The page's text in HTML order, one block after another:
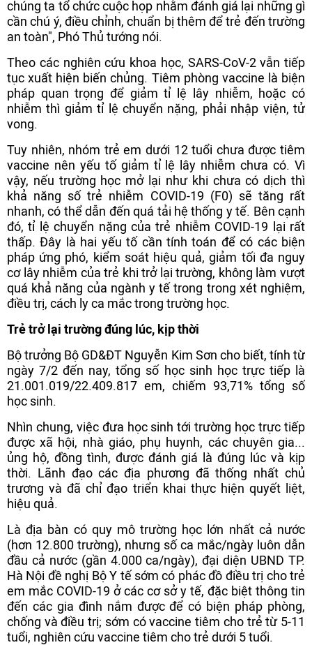
chúng ta tổ chức cuộc họp nhằm đánh giá lại những gì
cần chú ý, điều chỉnh, chuẩn bị thêm để trẻ đến trường
an toàn", Phó Thủ tướng nói.
Theo các nghiên cứu khoa học, SARS-CoV-2 vẫn tiếp
tục xuất hiện biến chủng. Tiêm phòng vaccine là biện
pháp quan trọng để giảm tỉ lệ lây nhiễm, hoặc có
nhiễm thì giảm tỉ lệ chuyển nặng, phải nhập viện, tử
vong.
Tuy nhiên, nhóm trẻ em dưới 12 tuổi chưa được tiêm
vaccine nên yếu tố giảm tỉ lệ lây nhiễm chưa có. Vì
vậy, nếu trường học mở lại như khi chưa có dịch thì
khả năng số trẻ nhiễm COVID-19 (F0) sẽ tăng rất
nhanh, có thể dẫn đến quá tải hệ thống y tế. Bên cạnh
đó, tỉ lệ chuyển nặng của trẻ nhiễm COVID-19 lại rất
thấp. Đây là hai yếu tố cần tính toán để có các biện
pháp ứng phó, kiểm soát hiệu quả, giảm tối đa nguy
cơ lây nhiễm của trẻ khi trở lại trường, không làm vượt
quá khả năng của ngành y tế trong trong xét nghiệm,
điều trị, cách ly ca mắc trong trường học.
Trẻ trở lại trường đúng lúc, kịp thời
Bộ trưởng Bộ GD&ĐT Nguyễn Kim Sơn cho biết, tính từ
ngày 7/2 đến nay, tổng số học sinh học trực tiếp là
21.001.019/22.409.817 em, chiếm 93,71% tổng số
học sinh.
Nhìn chung, việc đưa học sinh tới trường học trực tiếp
được xã hội, nhà giáo, phụ huynh, các chuyên gia...
ủng hộ, đồng tình, được đánh giá là đúng lúc và kịp
thời. Lãnh đạo các địa phương đã thống nhất chủ
trương và đã chỉ đạo triển khai thực hiện quyết liệt,
hiệu quả.
Là địa bàn có quy mô trường học lớn nhất cả nước
(hơn 12.800 trường), nhưng số ca mắc/ngày luôn dẫn
đầu cả nước (gần 4.000 ca/ngày), đại diện UBND TP.
Hà Nội đề nghị Bộ Y tế sớm có phác đồ điều trị cho trẻ
em mắc COVID-19 ở các cơ sở y tế, đặc biệt thông tin
đến các gia đình nắm được để có biện pháp phòng,
chống và điều trị; sớm có vaccine tiêm cho trẻ từ 5-11
tuổi, nghiên cứu vaccine tiêm cho trẻ dưới 5 tuổi.